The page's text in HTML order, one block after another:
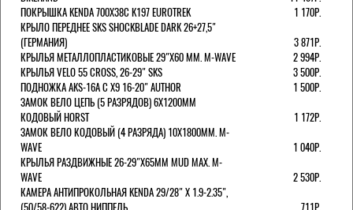
ПОКРЫШКА KENDA 700Х38С K197 EUROTREK
1 170Р.
КРЫЛО ПЕРЕДНЕЕ SKS SHOCKBLADE DARK 26+27,5"
(ГЕРМАНИЯ)
3 871Р.
КРЫЛЬЯ МЕТАЛЛОПЛАСТИКОВЫЕ 29"Х60 ММ. M-WAVE
2 994Р.
КРЫЛЬЯ VELO 55 CROSS, 26-29" SKS
3 500Р.
ПОДНОЖКА AKS-16A C X9 16-20" AUTHOR
1 500Р.
ЗАМОК ВЕЛО ЦЕПЬ (5 РАЗРЯДОВ) 6Х1200ММ
КОДОВЫЙ HORST
1 172Р.
ЗАМОК ВЕЛО КОДОВЫЙ (4 РАЗРЯДА) 10Х1800ММ. M-
WAVE
1 040Р.
КРЫЛЬЯ РАЗДВИЖНЫЕ 26-29"Х65ММ MUD MAX. M-
WAVE
2 530Р.
КАМЕРА АНТИПРОКОЛЬНАЯ KENDA 29/28" Х 1.9-2.35",
(50/58-622) АВТО НИППЕЛЬ
711Р.